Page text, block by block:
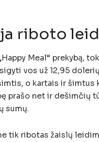
riboto
Meal“ prekybą,
vos už 12,95
o kartais ir šimtus
prašo net ir dešimčių
sumų.
tik ribotas žaislų